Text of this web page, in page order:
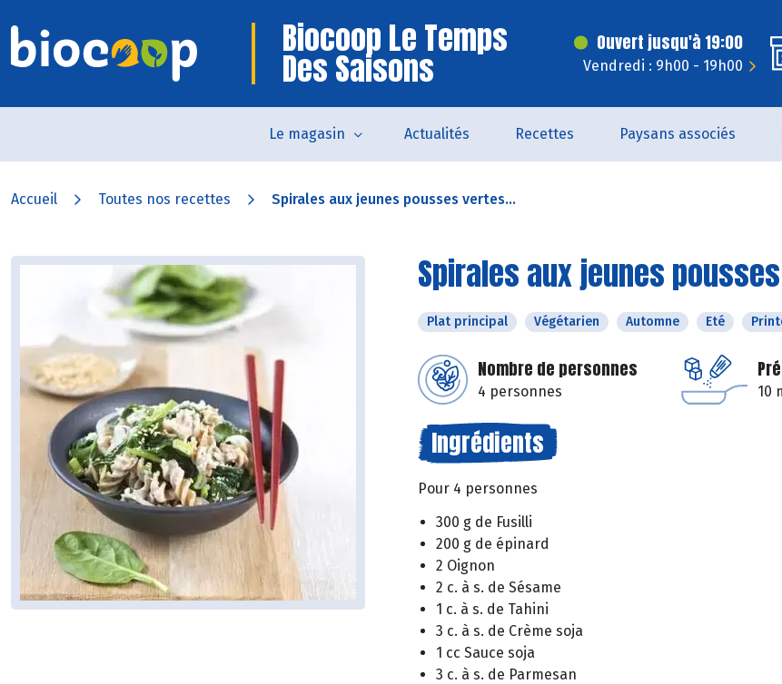
Biocoop Le Temps
Des Saisons
Ouvert jusqu'à 19:00
Vendredi : 9h00 - 19h00
Le magasin Actualités Recettes Paysans associés
Accueil Toutes nos recettes Spirales aux jeunes pousses vertes...
Spirales aux jeunes
Plat principal Végétarien Automne Eté
Nombre de personnes
4 personnes 10
Ingrédients
Pour 4 personnes
300 g de Fusilli
200 g de épinard
2 Oignon
2 c. à s. de Sésame
1 c. à s. de Tahini
3 c. à s. de Crème soja
1 cc Sauce soja
3 c. à s. de Parmesan